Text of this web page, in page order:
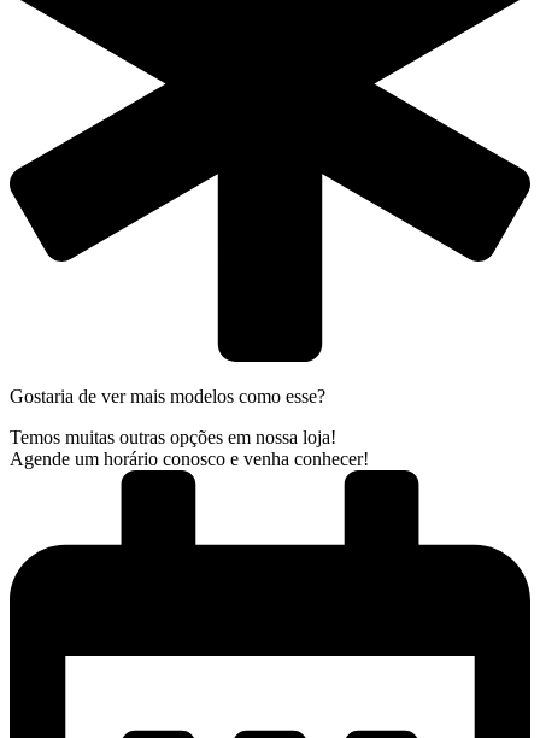
Gostaria de ver mais modelos como esse?
Temos muitas outras opções em nossa loja!
Agende um horário conosco e venha conhecer!